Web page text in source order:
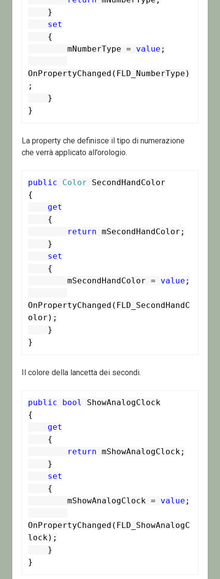
set
        mNumberType =
value ;
OnPropertyChanged(FLD_NumberType)
;
}
La property che definisce il tipo di numerazione
che verrà applicato all’orologio.
public Color SecondHandColor
{
get
return mSecondHandColor;
set
        mSecondHandColor =
value ;
OnPropertyChanged(FLD_SecondHandC
olor);
}
Il colore della lancetta dei secondi.
public bool
ShowAnalogClock
{
get
return mShowAnalogClock;
set
        mShowAnalogClock =
value ;
OnPropertyChanged(FLD_ShowAnalogC
lock);
}